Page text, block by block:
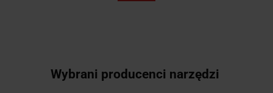
Wybrani producenci narzędzi